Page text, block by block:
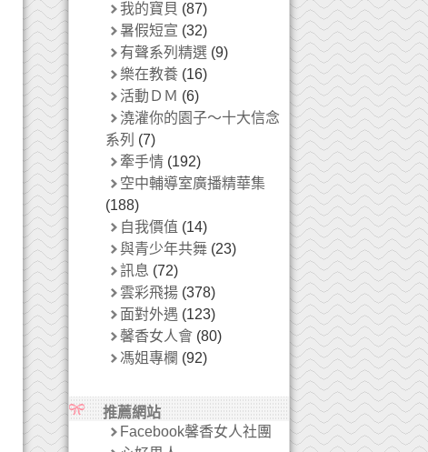
我的寶貝 (87)
暑假短宣 (32)
有聲系列精選(9)
樂在教養(16)
活動ＤＭ (6)
澆灌你的園子～十大信念
系列 (7)
牽手情(192)
空中輔導室廣播精華集
(188)
自我價值 (14)
與青少年共舞(23)
訊息 (72)
雲彩飛揚(378)
面對外遇 (123)
馨香女人會(80)
馮姐專欄 (92)
推薦網站
Facebook馨香女人社團